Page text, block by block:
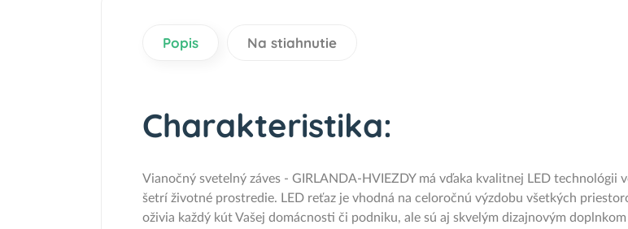
Popis Na stiahnutie
Charakteristika:
Vianočný svetelný záves - GIRLANDA-HVIEZDY má vďaka kvalitnej LED
šetrí životné prostredie. LED reťaz je vhodná na celoročnú výzdobu všetkých
oživia každý kút Vašej domácnosti či podniku, ale sú aj skvelým dizajnovým